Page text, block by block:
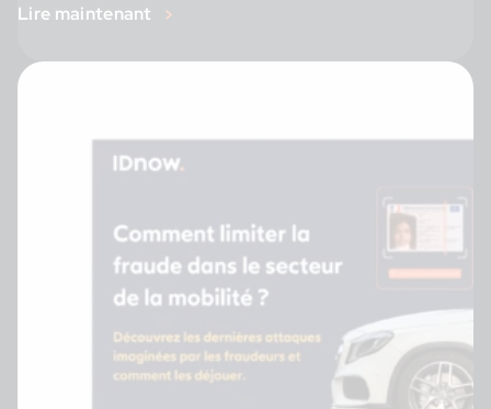
Lire maintenant